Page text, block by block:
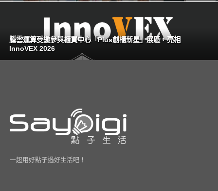
騰雲運算受邀參與櫃買中心「Plus創櫃新星」展區，亮相
InnoVEX 2026
一起用好點子過好生活吧！